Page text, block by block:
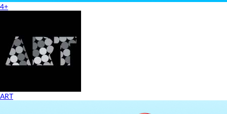
4+
ART